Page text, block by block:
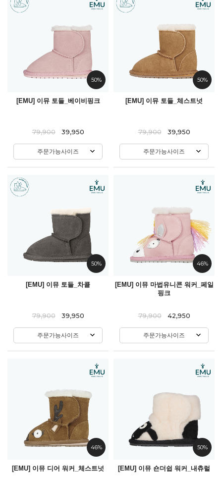
50%
[EMU] 이뮤 토들_베이비핑크
79,900 39,950
주문가능사이즈
50%
[EMU] 이뮤 토들_체스트넛
79,900 39,950
주문가능사이즈
50%
[EMU] 이뮤 토들_차콜
79,900 39,950
주문가능사이즈
46%
[EMU] 이뮤 마법유니콘 워커_페일
핑크
79,900 42,950
주문가능사이즈
46%
[EMU] 이뮤 디어 워커_체스트넛
50%
[EMU] 이뮤 숀더쉽 워커_내츄럴